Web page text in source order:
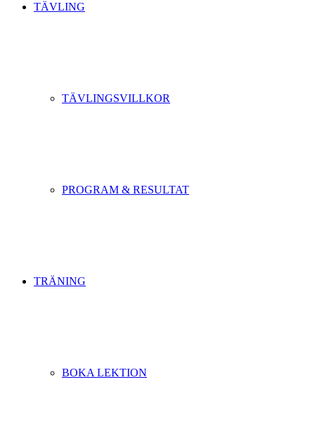
TÄVLING
TÄVLINGSVILLKOR
PROGRAM & RESULTAT
TRÄNING
BOKA LEKTION